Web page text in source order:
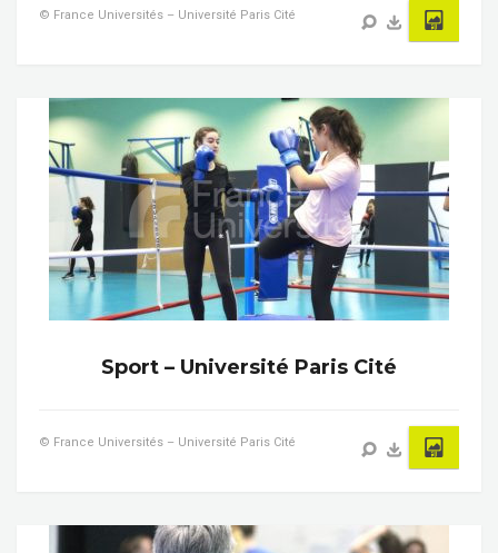
© France Universités – Université Paris Cité
Sport – Université Paris Cité
© France Universités – Université Paris Cité